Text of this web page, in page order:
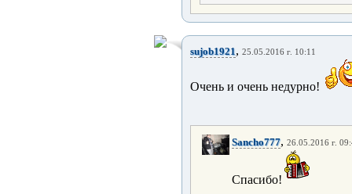
sujob1921, 25.05.2016 г. 10:11
Очень и очень недурно!
Sancho777, 26.05.2016 г.
Спасибо!